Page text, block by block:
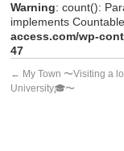
Warning: count():
implements
access.com/wp-
47
← My Town 〜Visiting a
University🎓〜